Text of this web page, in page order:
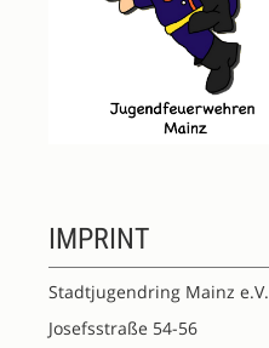
IMPRINT
Stadtjugendring Mainz e.V.
Josefsstraße 54-56